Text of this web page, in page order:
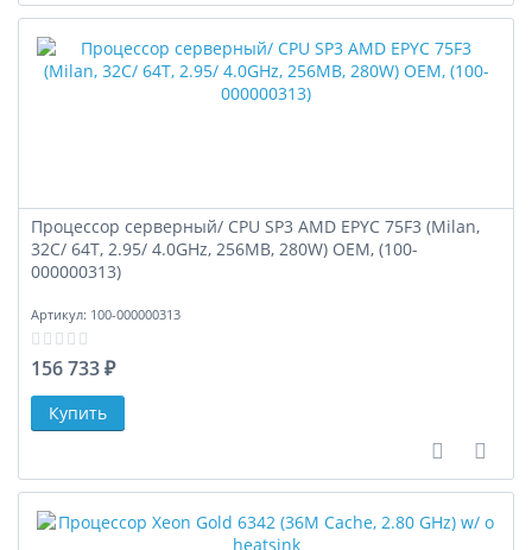
Процессор серверный/ CPU SP3 AMD EPYC 75F3 (Milan,
32C/ 64T, 2.95/ 4.0GHz, 256MB, 280W) OEM, (100-
000000313)
Артикул: 100-000000313
156 733 ₽
В В